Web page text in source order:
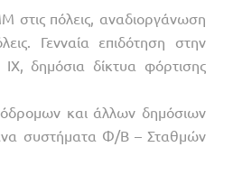
στις πόλεις, αναδιοργάνωση
Γενναία επιδότηση στην
δημόσια δίκτυα φόρτισης
και άλλων δημόσιων
συστήματα Φ/Β – Σταθμών